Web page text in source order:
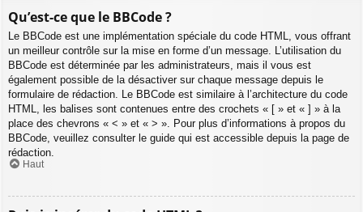
Qu’est-ce que le BBCode ?
Le BBCode est une implémentation spéciale du code HTML, vous offrant
un meilleur contrôle sur la mise en forme d’un message. L’utilisation du
BBCode est déterminée par les administrateurs, mais il vous est
également possible de la désactiver sur chaque message depuis le
formulaire de rédaction. Le BBCode est similaire à l’architecture du code
HTML, les balises sont contenues entre des crochets « [ » et « ] » à la
place des chevrons « < » et « > ». Pour plus d’informations à propos du
BBCode, veuillez consulter le guide qui est accessible depuis la page de
rédaction.
Haut